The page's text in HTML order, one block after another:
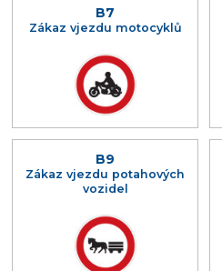
B7
Zákaz vjezdu motocyklů
B9
Zákaz vjezdu potahových
vozidel